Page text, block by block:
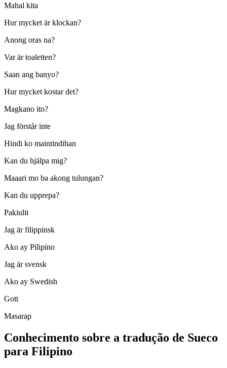
Mahal kita
Hur mycket är klockan?
Anong oras na?
Var är toaletten?
Saan ang banyo?
Hur mycket kostar det?
Magkano ito?
Jag förstår inte
Hindi ko maintindihan
Kan du hjälpa mig?
Maaari mo ba akong tulungan?
Kan du upprepa?
Pakiulit
Jag är filippinsk
Ako ay Pilipino
Jag är svensk
Ako ay Swedish
Gott
Masarap
Conhecimento sobre a tradução de Sueco
para Filipino